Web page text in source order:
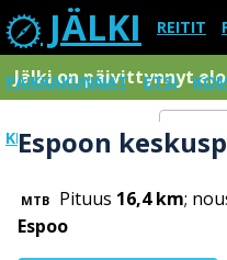
JÄLKI REITIT
PAIKKAKUNNAT ETSI
KIRJAUDU SISÄÄN
Jälki on päivittynnyt
Espoon
MTB Pituus 16,4 km;
Espoo